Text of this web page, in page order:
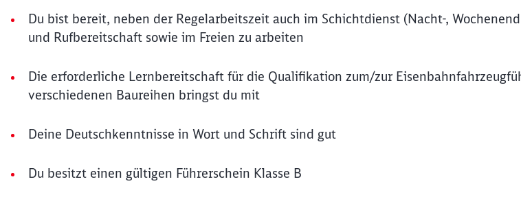
Du bist bereit, neben der Regelarbeitszeit auch im Schichtdienst (Nacht-,
und Rufbereitschaft sowie im Freien zu arbeiten
Die erforderliche Lernbereitschaft für die Qualifikation zum/zur
verschiedenen Baureihen bringst du mit
Deine Deutschkenntnisse in Wort und Schrift sind gut
Du besitzt einen gültigen Führerschein Klasse B